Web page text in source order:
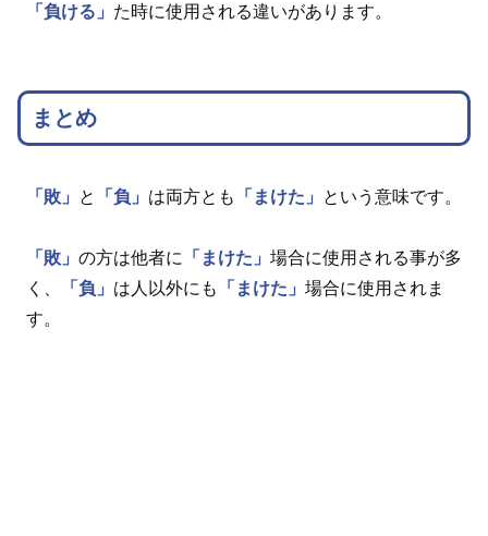
「負ける」 た時に使用される違いがあります。
まとめ
「敗」 と 「負」 は両方とも 「まけた」 という意味です。
「敗」 の方は他者に 「まけた」 場合に使用される事が多
く、
「負」 は人以外にも 「まけた」 場合に使用されま
す。